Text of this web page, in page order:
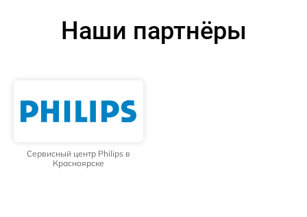
Наши партнёры
Сервисный центр Philips в
Красноярске